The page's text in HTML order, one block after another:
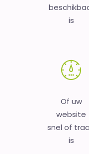
is
Of uw
website
snel of
is